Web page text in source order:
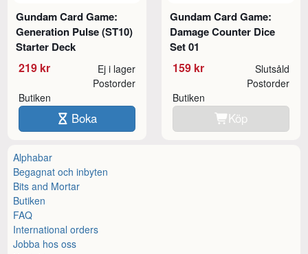
Gundam Card Game:
Generation Pulse (ST10)
Starter Deck
219 kr Ej i lager
Butiken
Postorder
Boka
Gundam Card Game:
Damage Counter Dice
Set 01
159 kr Slutsåld
Butiken
Postorder
Köp
Alphabar
Begagnat och inbyten
Bits and Mortar
Butiken
FAQ
International orders
Jobba hos oss